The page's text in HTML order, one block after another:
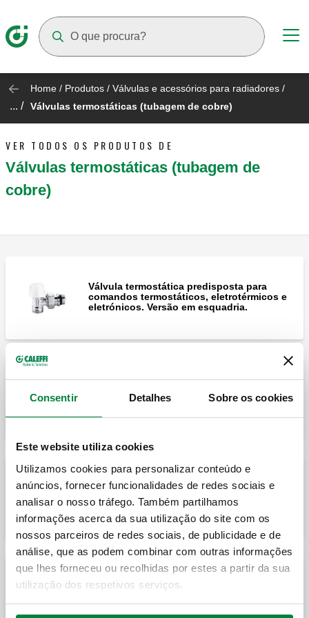
Consentir Detalhes Sobre os cookies
Este website utiliza cookies
Utilizamos cookies para personalizar conteúdo e
anúncios, fornecer funcionalidades de redes sociais e
analisar o nosso tráfego. Também partilhamos
informações acerca da sua utilização do site com os
nossos parceiros de redes sociais, de publicidade e de
análise, que as podem combinar com outras informações
que lhes forneceu ou recolhidas por estes a partir da sua
utilização dos respetivos serviços.
Home / Produtos / Válvulas e acessórios para radiadores /
... / Válvulas termostáticas (tubagem de cobre)
VER TODOS OS PRODUTOS DE
Válvulas termostáticas (tubagem de
cobre)
Válvula termostática predisposta para
comandos termostáticos, eletrotérmicos e
eletrónicos. Versão em esquadria.
comandos termostáticos, eletrotérmicos e
Válvula termostática em esquadria dupla
eletrotérmicos e eletrónicos. Versão direita.
Válvula termostática em dupla esquadria
predisposta para comandos termostáticos,